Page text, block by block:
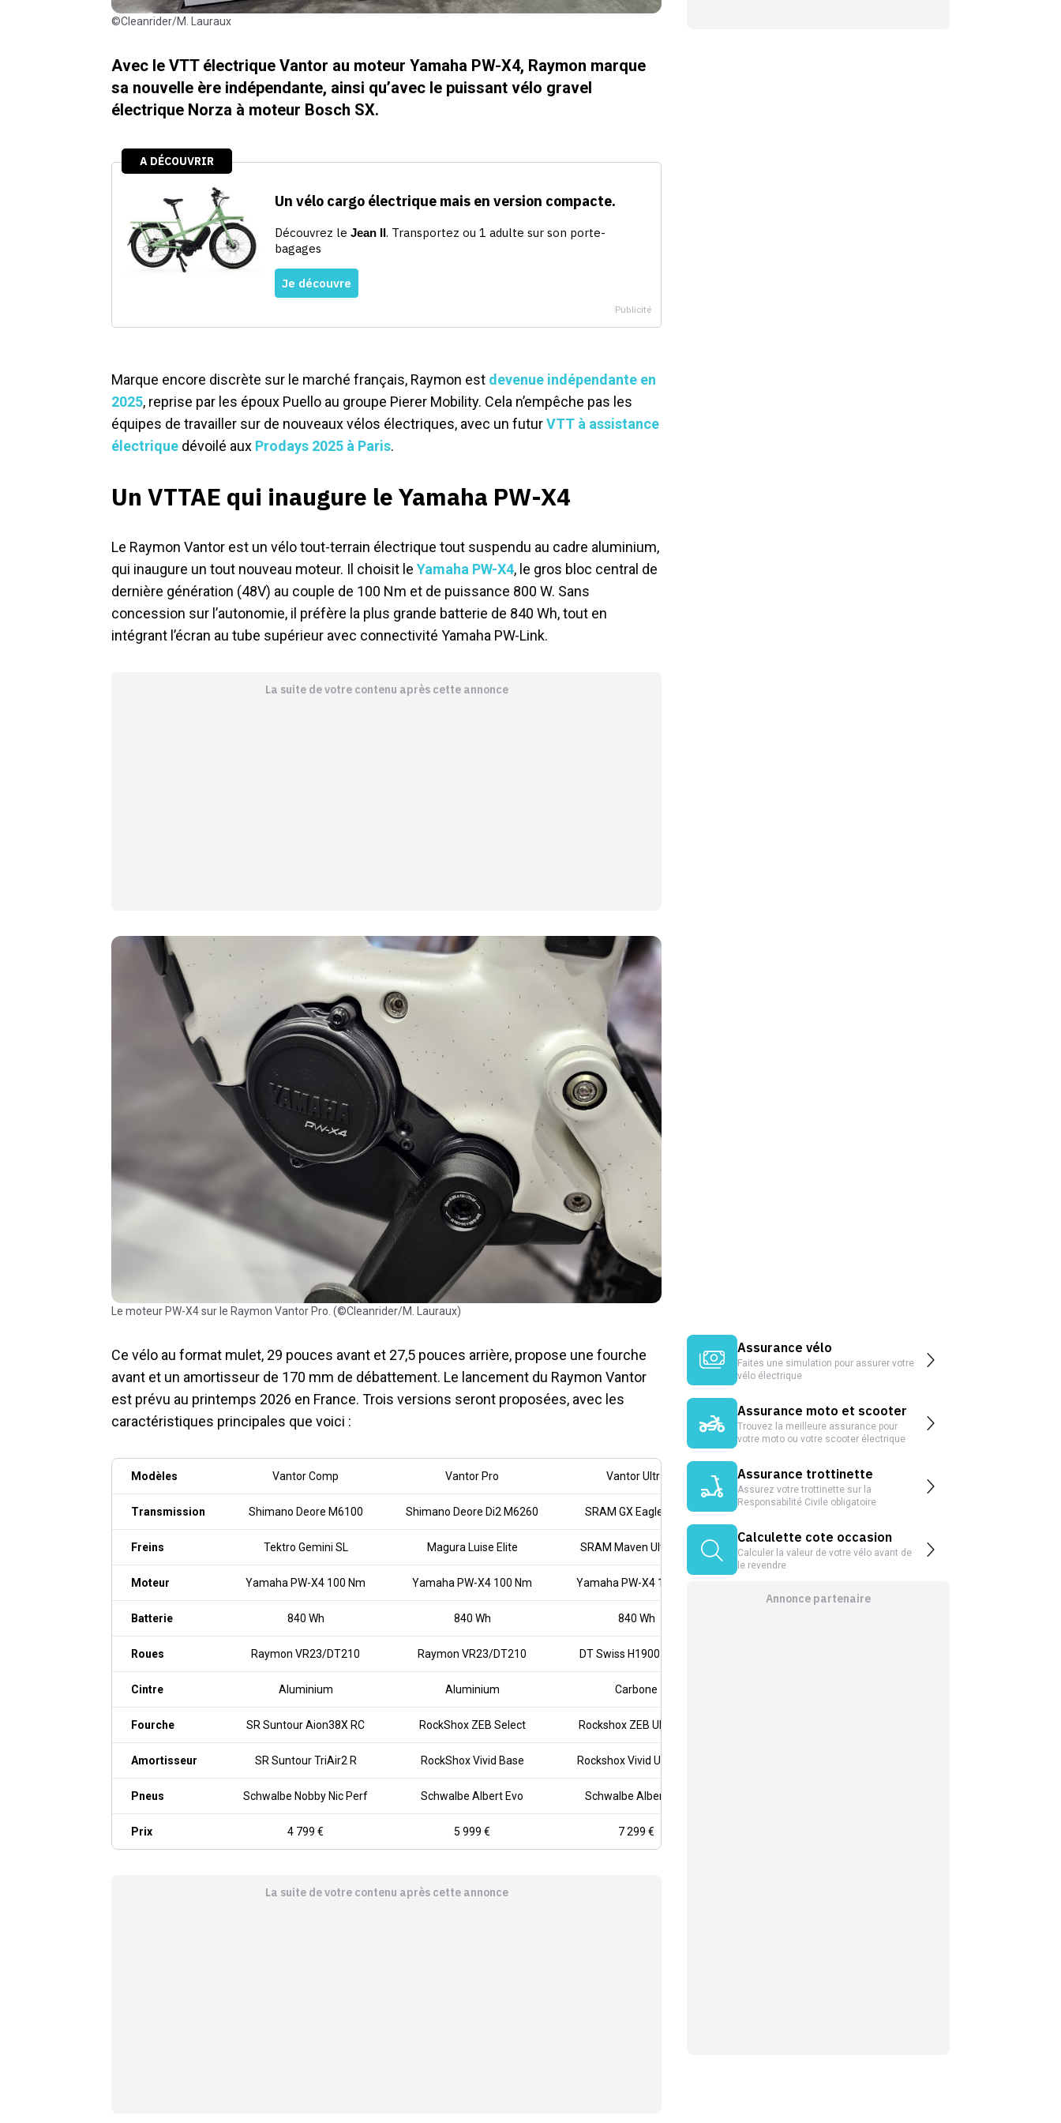
©Cleanrider/M. Lauraux
Avec le VTT électrique Vantor au moteur Yamaha PW-X4, Raymon marque
sa nouvelle ère indépendante, ainsi qu’avec le puissant vélo gravel
électrique Norza à moteur Bosch SX.
Marque encore discrète sur le marché français, Raymon est devenue indépendante en
2025, reprise par les époux Puello au groupe Pierer Mobility. Cela n’empêche pas les
équipes de travailler sur de nouveaux vélos électriques, avec un futurVTT à assistance
électrique dévoilé aux Prodays 2025 à Paris.
Un VTTAE qui inaugure le Yamaha PW-X4
Le Raymon Vantor est un vélo tout-terrain électrique tout suspendu au cadre aluminium,
qui inaugure un tout nouveau moteur. Il choisit le Yamaha PW-X4, le gros bloc central de
dernière génération (48V) au couple de 100 Nm et de puissance 800 W. Sans
concession sur l’autonomie, il préfère la plus grande batterie de 840 Wh, tout en
intégrant l’écran au tube supérieur avec connectivité Yamaha PW-Link.
La suite de votre contenu après cette annonce
Le moteur PW-X4 sur le Raymon Vantor Pro. (©Cleanrider/M. Lauraux)
Ce vélo au format mulet, 29 pouces avant et 27,5 pouces arrière, propose une fourche
avant et un amortisseur de 170 mm de débattement. Le lancement du Raymon Vantor
est prévu au printemps 2026 en France. Trois versions seront proposées, avec les
caractéristiques principales que voici :
Modèles Vantor Comp Vantor Pro Vantor Ultra
Transmission Shimano Deore M6100 Shimano Deore Di2 M6260 SRAM GX Eagle AXS
Freins Tektro Gemini SL Magura Luise Elite SRAM Maven Ultimate
Moteur Yamaha PW-X4 100 Nm Yamaha PW-X4 100 Nm Yamaha PW-X4 100 Nm
Batterie 840 Wh 840 Wh 840 Wh
Roues Raymon VR23/DT210 Raymon VR23/DT210 DT Swiss H1900 Spline
Cintre Aluminium Aluminium Carbone
Fourche SR Suntour Aion38X RC RockShox ZEB Select Rockshox ZEB Ultimate
Amortisseur SR Suntour TriAir2 R RockShox Vivid Base Rockshox Vivid Ultimate
Pneus Schwalbe Nobby Nic Perf Schwalbe Albert Evo Schwalbe Albert Evo
Prix 4 799 € 5 999 € 7 299 €
La suite de votre contenu après cette annonce
Assurance vélo
Faites une simulation pour assurer votre
vélo électrique
Assurance moto et scooter
Trouvez la meilleure assurance pour
votre moto ou votre scooter électrique
Assurance trottinette
Assurez votre trottinette sur la
Responsabilité Civile obligatoire
Calculette cote occasion
Calculer la valeur de votre vélo avant de
le revendre
Annonce partenaire